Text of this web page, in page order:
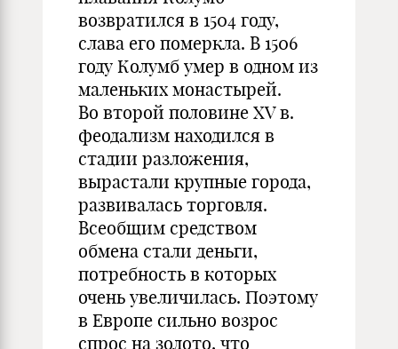
возвратился в 1504 году,
слава его померкла. В 1506
году Колумб умер в одном из
маленьких монастырей.
Во второй половине XV в.
феодализм находился в
стадии разложения,
вырастали крупные города,
развивалась торговля.
Всеобщим средством
обмена стали деньги,
потребность в которых
очень увеличилась. Поэтому
в Европе сильно возрос
спрос на золото, что